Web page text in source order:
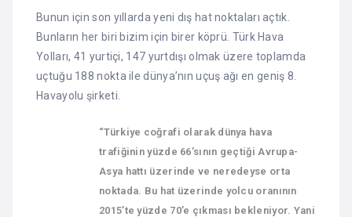
Bunun için son yıllarda yeni dış hat noktaları açtık.
Bunların her biri bizim için birer köprü. Türk Hava
Yolları, 41 yurtiçi, 147 yurtdışı olmak üzere toplamda
uçtuğu 188 nokta ile dünya’nın uçuş ağı en geniş 8.
Havayolu şirketi.
“Türkiye coğrafi olarak dünya hava
trafiğinin yüzde 66’sının geçtiği Avrupa-
Asya hattı üzerinde ve neredeyse orta
noktada. Bu hat üzerinde yolcu oranının
2015’te yüzde 70’e çıkması bekleniyor. Yani